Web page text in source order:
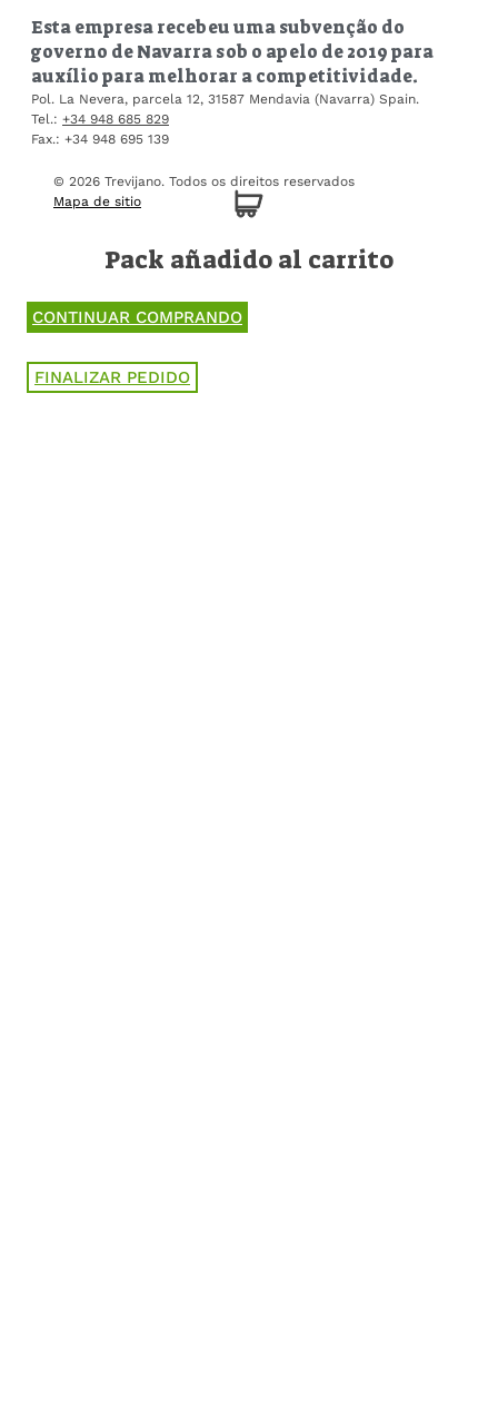
Esta empresa recebeu uma subvenção do
governo de Navarra sob o apelo de 2019 para
auxílio para melhorar a competitividade.
Pol. La Nevera, parcela 12, 31587 Mendavia (Navarra) Spain.
Tel.: +34 948 685 829
Fax.: +34 948 695 139
© 2026 Trevijano. Todos os direitos reservados
Mapa de sitio
Pack añadido al carrito
CONTINUAR COMPRANDO
FINALIZAR PEDIDO